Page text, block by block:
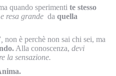
quando sperimenti te stesso
resa grande da quella
non è perchè non sai chi sei, ma
Alla conoscenza, devi
la sensazione.